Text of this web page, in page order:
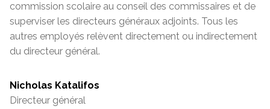
commission scolaire au conseil des commissaires et de
superviser les directeurs généraux adjoints. Tous les
autres employés relèvent directement ou indirectement
du directeur général.
Nicholas Katalifos
Directeur général